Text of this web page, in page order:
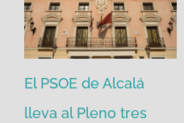
El PSOE de Alcalá
lleva al Pleno tres